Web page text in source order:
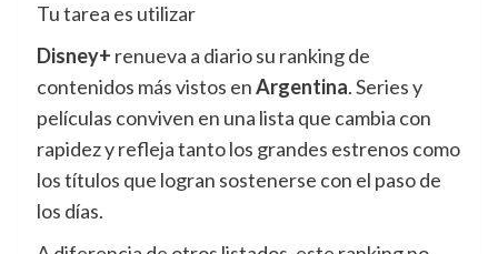
Tu tarea es utilizar
Disney+ renueva a diario su ranking de
contenidos más vistos enArgentina. Series y
películas conviven en una lista que cambia con
rapidez y refleja tanto los grandes estrenos como
los títulos que logran sostenerse con el paso de
los días.